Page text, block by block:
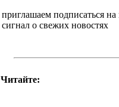
приглашаем подписаться
сигнал о свежих новостях
Читайте: